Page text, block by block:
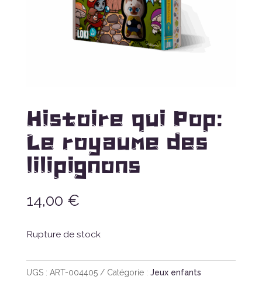
Histoire qui Pop:
Le royaume des
lilipignons
14,00 €
Rupture de stock
UGS : ART-004405 Catégorie : Jeux enfants